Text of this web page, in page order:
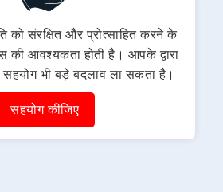
को संरक्षित और प्रोत्साहित करने के
की आवश्यकता होती है। आपके द्वारा
सहयोग भी बड़े बदलाव ला सकता है।
सहयोग कीजिए